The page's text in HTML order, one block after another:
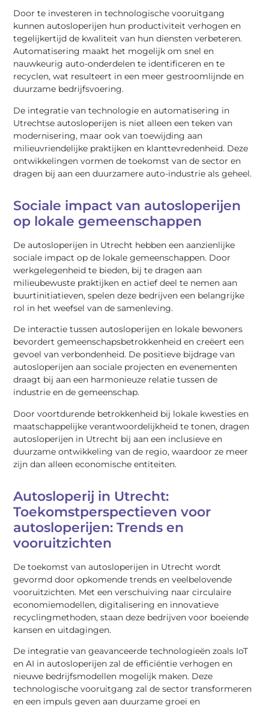
Door te investeren in technologische vooruitgang
kunnen autosloperijen hun productiviteit verhogen en
tegelijkertijd de kwaliteit van hun diensten verbeteren.
Automatisering maakt het mogelijk om snel en
nauwkeurig auto-onderdelen te identificeren en te
recyclen, wat resulteert in een meer gestroomlijnde en
duurzame bedrijfsvoering.
De integratie van technologie en automatisering in
Utrechtse autosloperijen is niet alleen een teken van
modernisering, maar ook van toewijding aan
milieuvriendelijke praktijken en klanttevredenheid. Deze
ontwikkelingen vormen de toekomst van de sector en
dragen bij aan een duurzamere auto-industrie als geheel.
Sociale impact van autosloperijen
op lokale gemeenschappen
De autosloperijen in Utrecht hebben een aanzienlijke
sociale impact op de lokale gemeenschappen. Door
werkgelegenheid te bieden, bij te dragen aan
milieubewuste praktijken en actief deel te nemen aan
buurtinitiatieven, spelen deze bedrijven een belangrijke
rol in het weefsel van de samenleving.
De interactie tussen autosloperijen en lokale bewoners
bevordert gemeenschapsbetrokkenheid en creëert een
gevoel van verbondenheid. De positieve bijdrage van
autosloperijen aan sociale projecten en evenementen
draagt bij aan een harmonieuze relatie tussen de
industrie en de gemeenschap.
Door voortdurende betrokkenheid bij lokale kwesties en
maatschappelijke verantwoordelijkheid te tonen, dragen
autosloperijen in Utrecht bij aan een inclusieve en
duurzame ontwikkeling van de regio, waardoor ze meer
zijn dan alleen economische entiteiten.
Autosloperij in Utrecht:
Toekomstperspectieven voor
autosloperijen: Trends en
vooruitzichten
De toekomst van autosloperijen in Utrecht wordt
gevormd door opkomende trends en veelbelovende
vooruitzichten. Met een verschuiving naar circulaire
economiemodellen, digitalisering en innovatieve
recyclingmethoden, staan deze bedrijven voor boeiende
kansen en uitdagingen.
De integratie van geavanceerde technologieën zoals IoT
en AI in autosloperijen zal de efficiëntie verhogen en
nieuwe bedrijfsmodellen mogelijk maken. Deze
technologische vooruitgang zal de sector transformeren
en een impuls geven aan duurzame groei en